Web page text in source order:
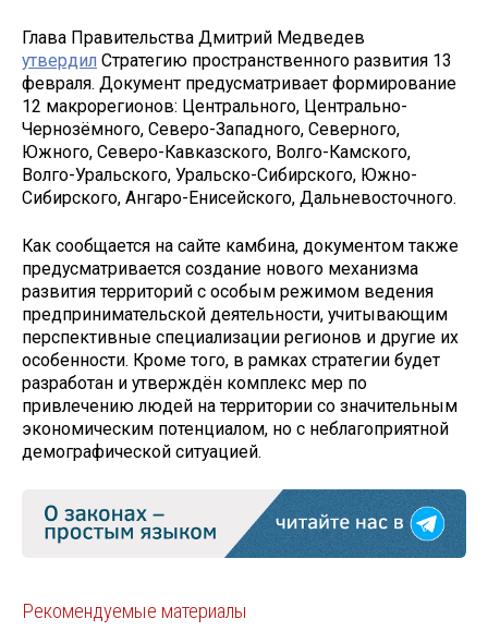
Глава Правительства Дмитрий Медведев
утвердил Стратегию пространственного развития 13
февраля. Документ предусматривает формирование
12 макрорегионов: Центрального, Центрально-
Чернозёмного, Северо-Западного, Северного,
Южного, Северо-Кавказского, Волго-Камского,
Волго-Уральского, Уральско-Сибирского, Южно-
Сибирского, Ангаро-Енисейского, Дальневосточного.
Как сообщается на сайте камбина, документом также
предусматривается создание нового механизма
развития территорий с особым режимом ведения
предпринимательской деятельности, учитывающим
перспективные специализации регионов и другие их
особенности. Кроме того, в рамках стратегии будет
разработан и утверждён комплекс мер по
привлечению людей на территории со значительным
экономическим потенциалом, но с неблагоприятной
демографической ситуацией.
Рекомендуемые материалы